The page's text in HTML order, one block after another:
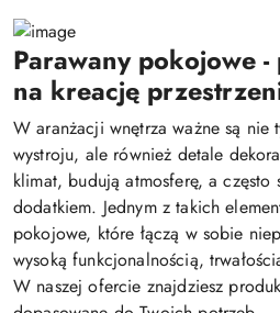
Parawany pokojowe
na kreację
W aranżacji wnętrza ważne są nie
wystroju, ale również detale
klimat, budują atmosferę, a często
dodatkiem. Jednym z takich
pokojowe, które łączą w sobie
wysoką funkcjonalnością,
W naszej ofercie znajdziesz